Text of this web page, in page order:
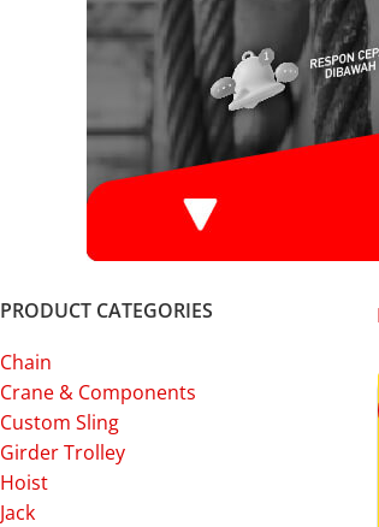
PRODUCT CATEGORIES
Chain
Crane & Components
Custom Sling
Girder Trolley
Hoist
Jack